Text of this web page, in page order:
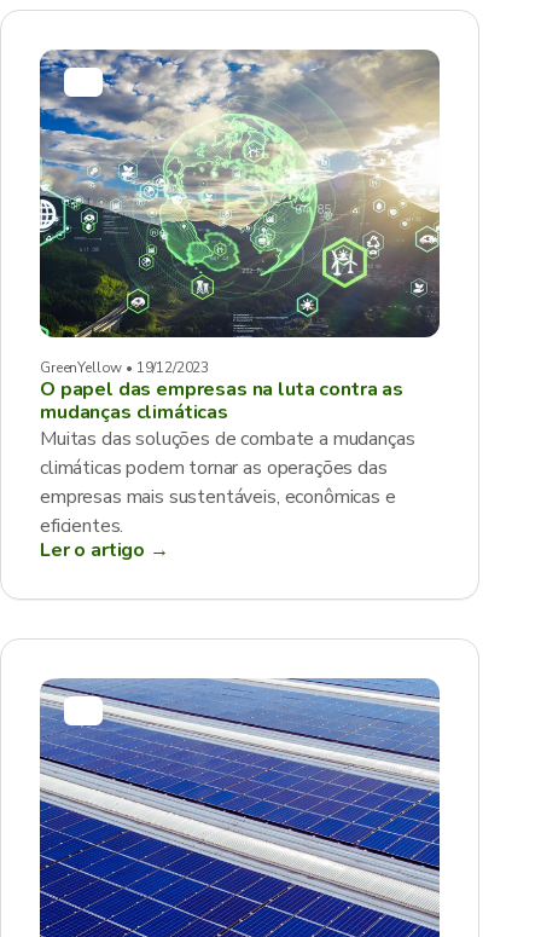
GreenYellow • 19/12/2023
O papel das empresas na luta contra as
mudanças climáticas
Muitas das soluções de combate a mudanças
climáticas podem tornar as operações das
empresas mais sustentáveis, econômicas e
eficientes.
Ler o artigo →